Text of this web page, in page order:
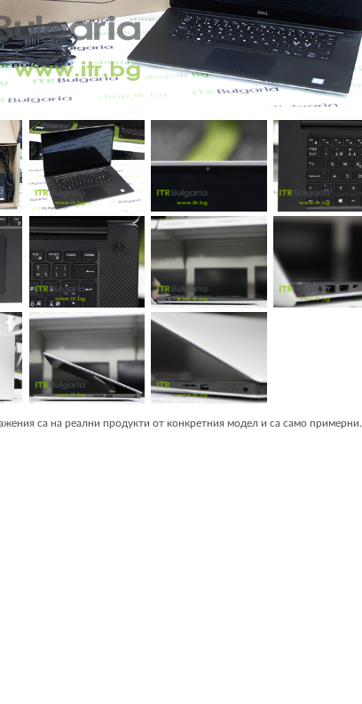
са на реални продукти от конкретния модел и са само примерни.